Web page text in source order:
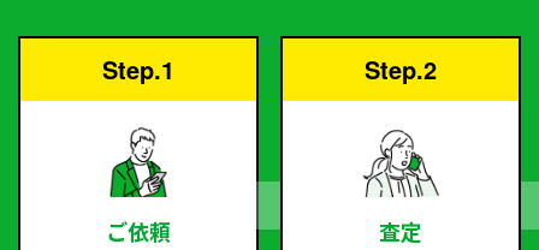
Step.1
ご依頼
Step.2
査定